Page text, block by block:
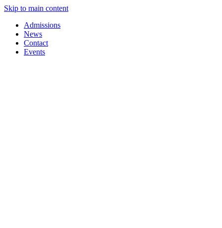
Skip to main content
Admissions
News
Contact
Events